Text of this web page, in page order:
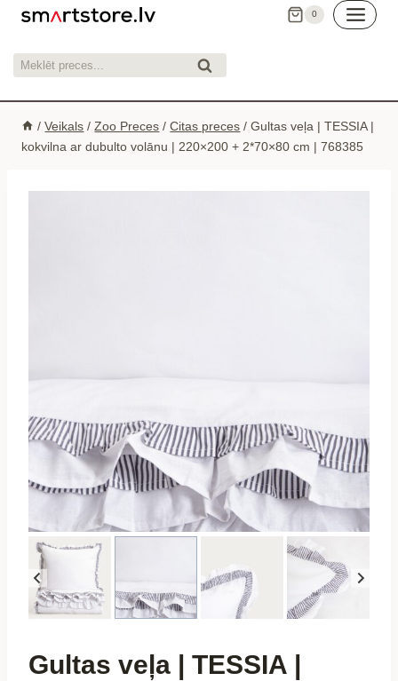
Skip
content
0
Meklēt: Meklēt
/ Veikals / Zoo Preces / Citas preces / Gultas veļa | TESSIA |
kokvilna ar dubulto volānu | 220×200 + 2*70×80 cm | 768385
Gultas veļa | TESSIA |